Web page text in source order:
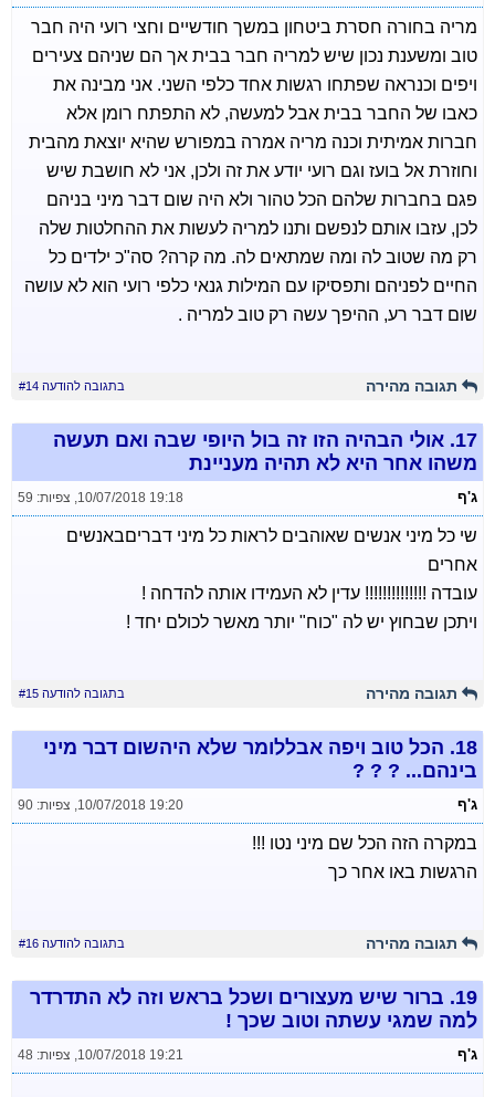
מריה בחורה חסרת ביטחון במשך חודשיים וחצי רועי היה חבר
טוב ומשענת נכון שיש למריה חבר בבית אך הם שניהם צעירים
ויפים וכנראה שפתחו רגשות אחד כלפי השני. אני מבינה את
כאבו של החבר בבית אבל למעשה, לא התפתח רומן אלא
חברות אמיתית וכנה מריה אמרה במפורש שהיא יוצאת מהבית
וחוזרת אל בועז וגם רועי יודע את זה ולכן, אני לא חושבת שיש
פגם בחברות שלהם הכל טהור ולא היה שום דבר מיני בניהם
לכן, עזבו אותם לנפשם ותנו למריה לעשות את ההחלטות שלה
רק מה שטוב לה ומה שמתאים לה. מה קרה? סה"כ ילדים כל
החיים לפניהם ותפסיקו עם המילות גנאי כלפי רועי הוא לא עושה
שום דבר רע, ההיפך עשה רק טוב למריה .
תגובה מהירה בתגובה להודעה #14
17. אולי הבהיה הזו זה בול היופי שבה ואם תעשה
משהו אחר היא לא תהיה מעניינת
ג'ף 10/07/2018 19:18
, צפיות: 59
שי כל מיני אנשים שאוהבים לראות כל מיני דבריםבאנשים
אחרים
עובדה !!!!!!!!!!!!!! עדין לא העמידו אותה להדחה !
ויתכן שבחוץ יש לה "כוח" יותר מאשר לכולם יחד !
תגובה מהירה בתגובה להודעה #15
18. הכל טוב ויפה אבללומר שלא היהשום דבר מיני
בינהם... ? ? ?
ג'ף 10/07/2018 19:20
, צפיות: 90
במקרה הזה הכל שם מיני נטו !!!
הרגשות באו אחר כך
תגובה מהירה בתגובה להודעה #16
19. ברור שיש מעצורים ושכל בראש וזה לא התדרדר
למה שמגי עשתה וטוב שכך !
ג'ף 10/07/2018 19:21
, צפיות: 48